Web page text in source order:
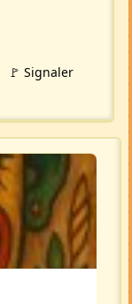
🚩 Signaler